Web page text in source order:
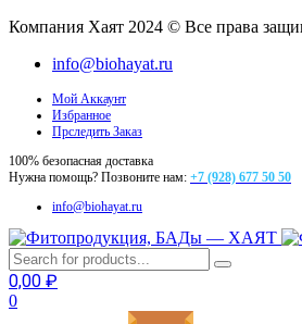
Компания Хаят 2024 © Все права
info@biohayat.ru
Мой Аккаунт
Избранное
Прследить Заказ
100% безопасная доставка
Нужна помощь? Позвоните нам: +7 (928) 677 50 50
info@biohayat.ru
0,00 ₽
0